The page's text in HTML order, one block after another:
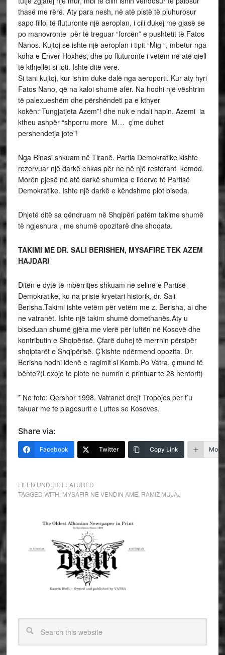
thasë me rërë. Aty para nesh, në atë pistë të pluhurosur
sapo filloi të fluturonte një aeroplan, i cili dukej me gjasë se
po manovronte për të treguar “forcën” e pushtetit të Fatos
Nanos. Kujtoj se ishte një aeroplan i tipit “Mig “, mbetur nga
koha e Enver Hoxhës, dhe po fluturonte i vetëm në atë qiell
të kthjellët si loti. Ishte ditë vere.
Si tani kujtoj, kur ishim duke dalë nga aeroporti. Kur aty hyri
Fatos Nano, që na kaloi shumë afër. Na hodhi një vështrim
të palexueshëm dhe përshëndeti pa e kthyer
kokën:“Tungjatjeta Azem”! dhe nuk e ndali hapin. Azemi ia
ktheu ashpër “shporru more M… ç’me duhet
pershendetja jote”!
Nga Rinasi shkuam në Tiranë. Partia Demokratike kishte
rezervuar një darkë enkas për ne në një restorant komod.
Morën pjesë në atë darkë shumica e liderve të Partisë
Demokratike. Ishte një darkë e këndshme plot biseda.
Dhjetë ditë sa qëndruam në Shqipëri patëm takime shumë
të ngjeshura , me shumë opozitarë dhe shoqata.
TAKIMI ME DR. SALI BERISHEN, MYSAFIRE TEK AZEM
HAJDARI
Ditën e dytë të mbërritjes shkuam në selinë e Partisë
Demokratike, ku na priste kryetari historik, dr. Sali
Berisha.Takimi ishte vetëm për vetëm me z. Berisha, ai dhe
ne vatranët. Ishte një takim shumë domethanës.Aty u
biseduan shumë gjëra me vlerë për luftën në Kosovë dhe
kontributin e Shqipërisë. Çfarë duhej të merrnin përsipër
shqiptarët e Shqipërisë. Ç’kishte ndërmend opozita. Dr.
Berisha hodhi idenë e ragimit si Komb.Po Vatra, ç’mund të
bënte?(Lexoje te plote ne numrin e printuar te 28 nentorit)
* Ne foto: Qershor 1998. Vatranet drejt Tropojes per t’u
takuar me te plagosurit e Luftes se Kosoves.
Share via:
Facebook Twitter Copy Link More
FILED UNDER: FEATURED
TAGGED WITH: MYSAFIR NE VENDIN AME RAMIZ MUJAJ